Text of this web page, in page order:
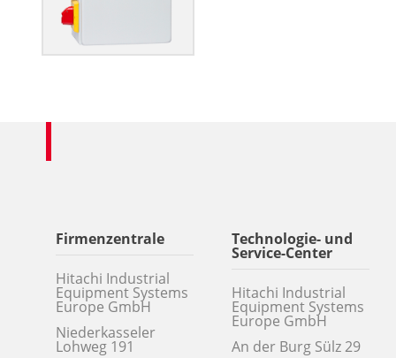
Firmenzentrale
Hitachi Industrial
Equipment Systems
Europe GmbH
Niederkasseler
Lohweg 191
Technologie- und
Service-Center
Hitachi Industrial
Equipment Systems
Europe GmbH
An der Burg Sülz 29